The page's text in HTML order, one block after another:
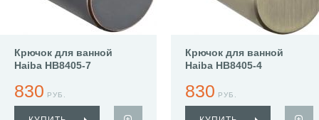
Крючок для ванной
Haiba HB8405-7
830 РУБ.
Крючок для ванной
Haiba HB8405-4
830 РУБ.